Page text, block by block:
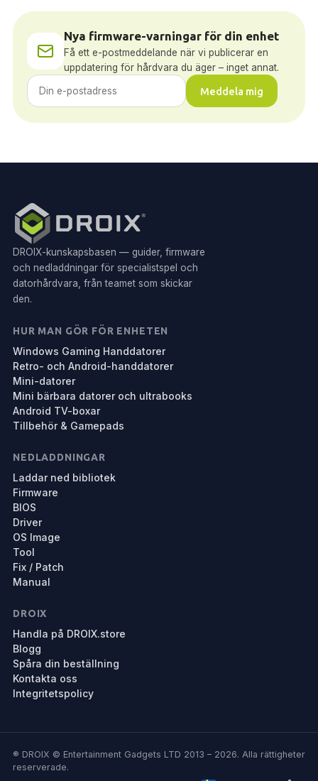
Nya firmware-varningar för din enhet
Få ett e-postmeddelande när vi publicerar en
uppdatering för hårdvara du äger – inget annat.
Meddela mig
DROIX-kunskapsbasen — guider, firmware
och nedladdningar för specialistspel och
datorhårdvara, från teamet som skickar
den.
HUR MAN GÖR FÖR ENHETEN
Windows Gaming Handdatorer
Retro- och Android-handdatorer
Mini-datorer
Mini bärbara datorer och ultrabooks
Android TV-boxar
Tillbehör & Gamepads
NEDLADDNINGAR
Laddar ned bibliotek
Firmware
BIOS
Driver
OS Image
Tool
Fix / Patch
Manual
DROIX
Handla på DROIX.store
Blogg
Spåra din beställning
Kontakta oss
Integritetspolicy
® DROIX © Entertainment Gadgets LTD 2013 – 2026. Alla rättigheter
reserverade.